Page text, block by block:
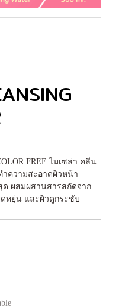
FREE ไมเซล่า คลีน
ความสะอาดผิวหน้า
สุด ผสมผสานสารสกัดจาก
หยุ่น และผิวดูกระชับ